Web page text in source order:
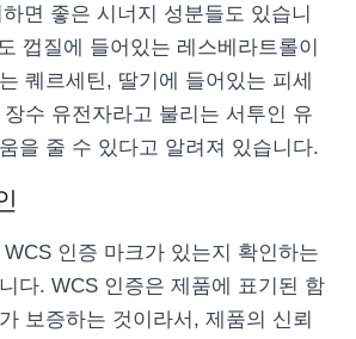
면 좋은 시너지 성분들도 있습니
껍질에 들어있는 레스베라트롤이
퀘르세틴, 딸기에 들어있는 피세
수 유전자라고 불리는 서투인 유
을 줄 수 있다고 알려져 있습니다.
인증 마크가 있는지 확인하는
다. WCS 인증은 제품에 표기된 함
보증하는 것이라서, 제품의 신뢰